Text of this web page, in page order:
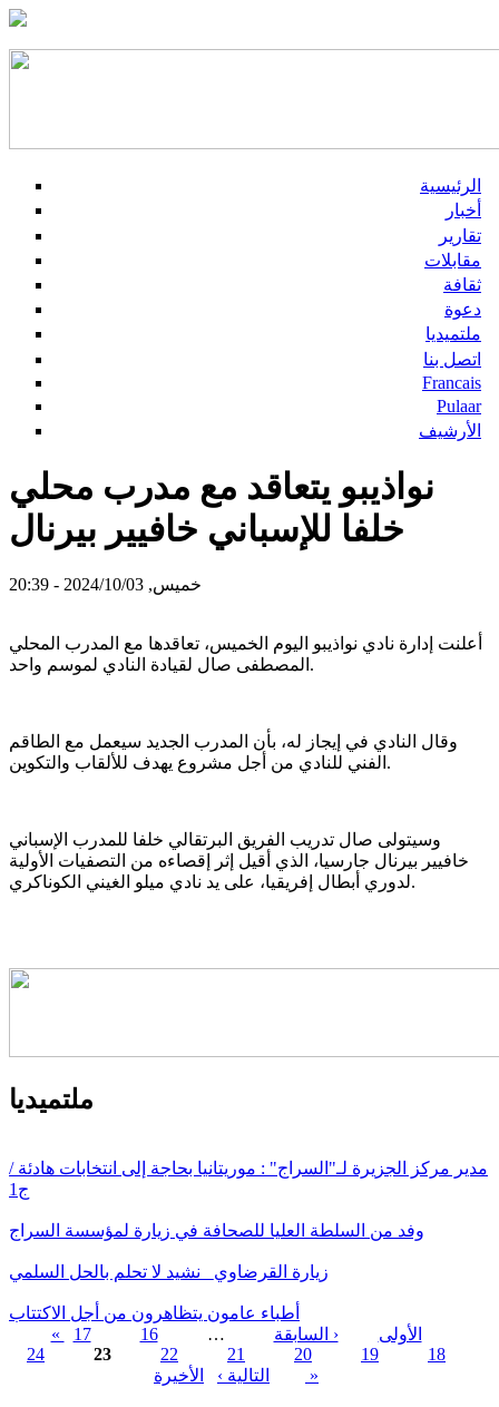
الرئيسية
أخبار
تقارير
مقابلات
ثقافة
دعوة
ملتميديا
اتصل بنا
Francais
Pulaar
الأرشيف
نواذيبو يتعاقد مع مدرب محلي
خلفا للإسباني خافيير بيرنال
خميس, 2024/10/03 - 20:39
أعلنت إدارة نادي نواذيبو اليوم الخميس، تعاقدها مع المدرب المحلي
المصطفى صال لقيادة النادي لموسم واحد.
وقال النادي في إيجاز له، بأن المدرب الجديد سيعمل مع الطاقم
الفني للنادي من أجل مشروع يهدف للألقاب والتكوين.
وسيتولى صال تدريب الفريق البرتقالي خلفا للمدرب الإسباني
خافيير بيرنال جارسيا، الذي أقيل إثر إقصاءه من التصفيات الأولية
لدوري أبطال إفريقيا، على يد نادي ميلو الغيني الكوناكري.
ملتميديا
مدير مركز الجزيرة لـ"السراج" : موريتانيا بحاجة إلى انتخابات هادئة /
ج1
وفد من السلطة العليا للصحافة في زيارة لمؤسسة السراج
زيارة القرضاوي_ نشيد لا تحلم بالحل السلمي
أطباء عامون يتظاهرون من أجل الاكتتاب
الصفحات
« الأولى ‹ السابقة …
16
17
18
19
20
21
22
23
24
التالية ›
الأخيرة »